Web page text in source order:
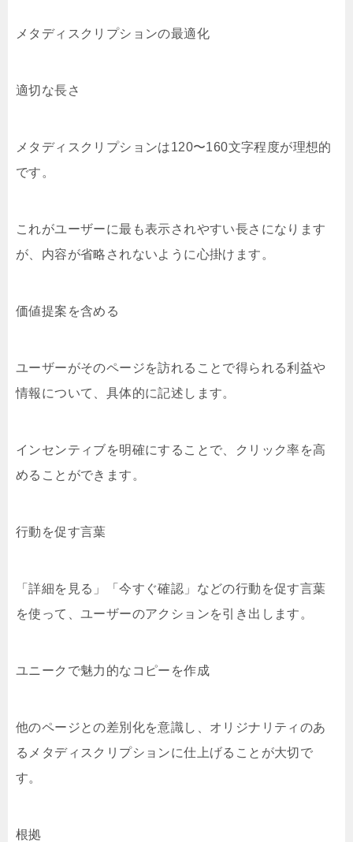
メタディスクリプションの最適化
適切な長さ
メタディスクリプションは120〜160文字程度が理想的
です。
これがユーザーに最も表示されやすい長さになります
が、内容が省略されないように心掛けます。
価値提案を含める
ユーザーがそのページを訪れることで得られる利益や
情報について、具体的に記述します。
インセンティブを明確にすることで、クリック率を高
めることができます。
行動を促す言葉
「詳細を見る」「今すぐ確認」などの行動を促す言葉
を使って、ユーザーのアクションを引き出します。
ユニークで魅力的なコピーを作成
他のページとの差別化を意識し、オリジナリティのあ
るメタディスクリプションに仕上げることが大切で
す。
根拠